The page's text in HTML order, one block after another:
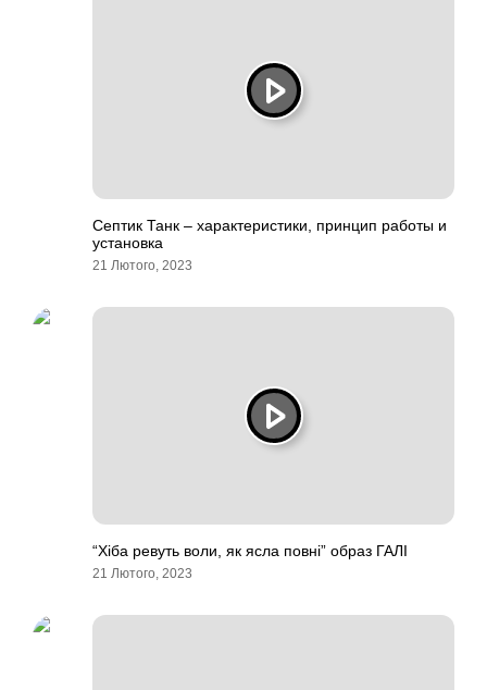
Септик Танк – характеристики, принцип работы и
установка
21 Лютого, 2023
“Хіба ревуть воли, як ясла повні” образ ГАЛІ
21 Лютого, 2023